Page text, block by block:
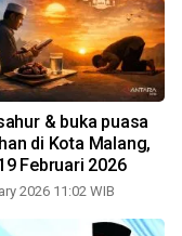
& buka puasa
di Kota Malang,
Februari 2026
2026 11:02 WIB